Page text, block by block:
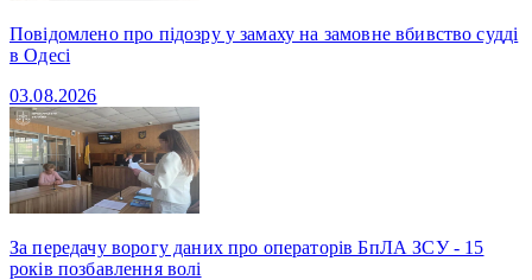
Повідомлено про підозру у замаху на замовне вбивство судді
в Одесі
03.08.2026
За передачу ворогу даних про операторів БпЛА ЗСУ - 15
років позбавлення волі